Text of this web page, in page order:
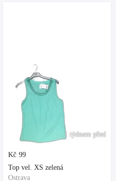
1 týdnem před
Kč 99
Top vel. XS zelená
Ostrava